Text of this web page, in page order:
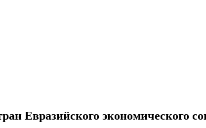
Евразийского экономического